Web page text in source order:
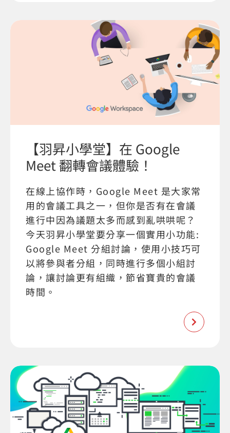
【羽昇小學堂】在 Google
Meet 翻轉會議體驗！
在線上協作時，Google Meet 是大家常
用的會議工具之一，但你是否有在會議
進行中因為議題太多而感到亂哄哄呢？
今天羽昇小學堂要分享一個實用小功能:
Google Meet 分組討論，使用小技巧可
以將參與者分組，同時進行多個小組討
論，讓討論更有組織，節省寶貴的會議
時間。